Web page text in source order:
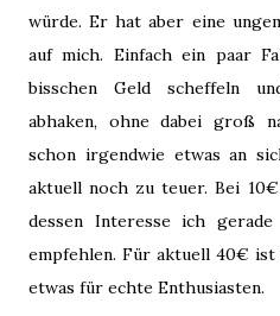
würde. Er hat aber eine
auf mich. Einfach ein paar
bisschen Geld scheffeln
abhaken, ohne dabei groß
schon irgendwie etwas an
aktuell noch zu teuer. Bei
dessen Interesse ich
empfehlen. Für aktuell 40€
etwas für echte Enthusiasten.